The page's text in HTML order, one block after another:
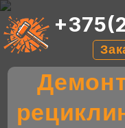
ГЛАВНАЯ
УСЛУГИ